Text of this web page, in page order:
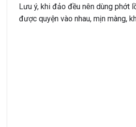
Lưu ý, khi đảo đều nên dùng phớt
được quyện vào nhau, mịn màng,